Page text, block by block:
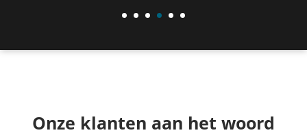
Onze klanten aan het woord